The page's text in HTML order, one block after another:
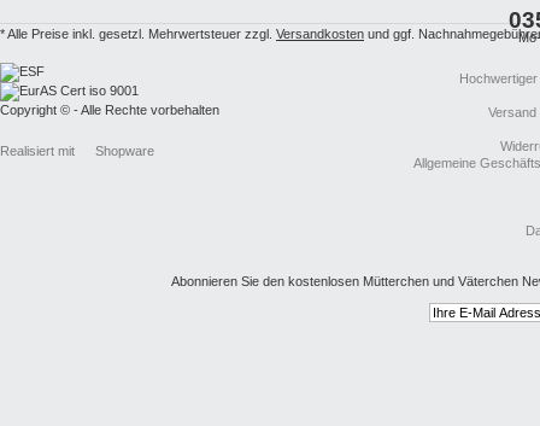
Versand
Allgemeine
Abonnieren Sie den kostenlosen Mütterchen und Väterchen
* Alle Preise inkl. gesetzl. Mehrwertsteuer zzgl. Versandkosten und ggf.
Copyright © - Alle Rechte vorbehalten
Realisiert mit Shopware